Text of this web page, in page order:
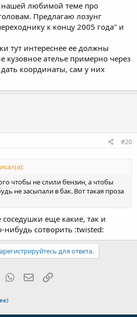
нашей любимой теме про
Предлагаю лозунг
к концу 2005 года" и
тут интереснее ее должны
кузовное ателье примерно через
координаты, сам у них
#20
чтобы не слили бензин, а чтобы
не засыпали в бак. Вот такая проза
еще какие, так и
нибудь сотворить :twisted:
для ответа.
WhatsAppЭлектронная почта
Ссылка